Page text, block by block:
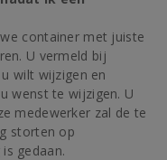
container met juiste
U vermeld bij
wilt wijzigen en
wenst te wijzigen. U
medewerker zal de te
storten op
gedaan.